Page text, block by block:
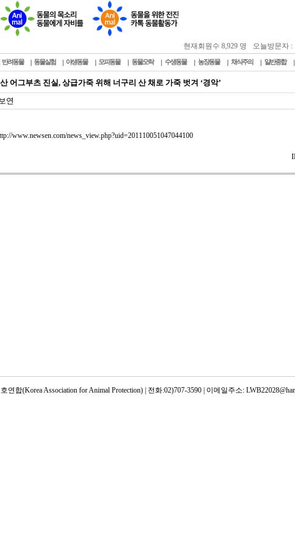
현재회원수 8,929 명 오늘방문자 :
반려동물 동물실험 야생동물 모피동물 동물오락 수생동물 농장동물 채식주의 일반종합
어그부츠 진실, 상급가죽 위해 너구리 산 채로 가죽 벗겨 ‘경악’
연
www.newsen.com/news_view.php?uid=201110051047044100
연합(Korea Association for Animal Protection) | 전화:02)707-3590 | 이메일주소: